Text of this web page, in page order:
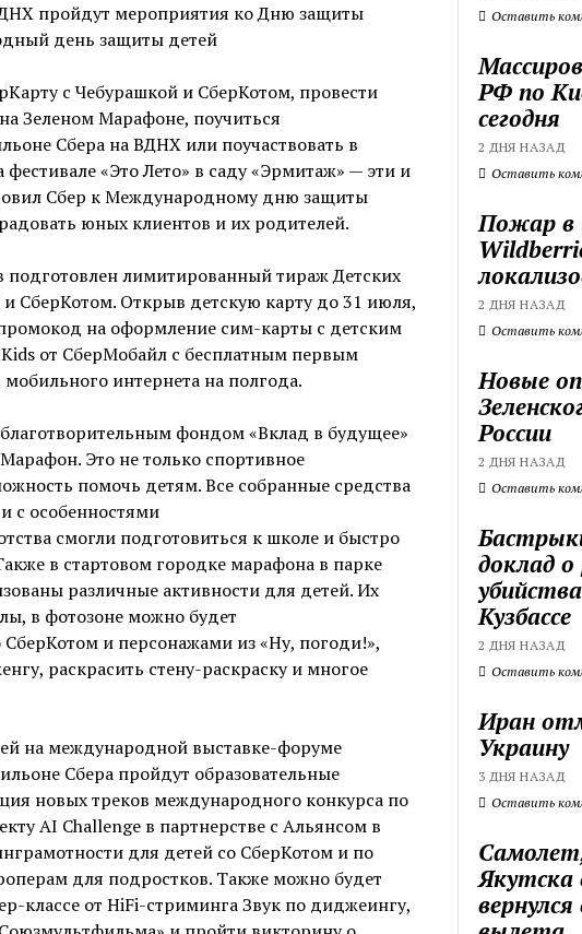
пройдут мероприятия ко Дню защиты
день защиты детей
с Чебурашкой и СберКотом, провести
Зеленом Марафоне, поучиться
Сбера на ВДНХ или поучаствовать в
фестивале «Это Лето» в саду «Эрмитаж» — эти и
Сбер к Международному дню защиты
юных клиентов и их родителей.
лимитированный тираж Детских
СберКотом. Открыв детскую карту до 31 июля,
на оформление сим-карты с детским
от СберМобайл с бесплатным первым
интернета на полгода.
фондом «Вклад в будущее»
Это не только спортивное
помочь детям. Все собранные средства
с особенностями
смогли подготовиться к школе и быстро
в стартовом городке марафона в парке
различные активности для детей. Их
в фотозоне можно будет
СберКотом и персонажами из «Ну, погоди!»,
раскрасить стену-раскраску и многое
на международной выставке-форуме
Сбера пройдут образовательные
новых треков международного конкурса по
AI Challenge в партнерстве с Альянсом в
для детей со СберКотом и по
для подростков. Также можно будет
классе от HiFi-стриминга Звук по диджеингу,
Оставить
РФ по
сегодня
2 ДНЯ НАЗАД
Оставить
Пожар в
2 ДНЯ НАЗАД
Оставить
Новые
России
2 ДНЯ НАЗАД
Оставить
доклад о
Кузбассе
2 ДНЯ НАЗАД
Оставить
Иран
Украину
3 ДНЯ НАЗАД
Оставить
Якутска